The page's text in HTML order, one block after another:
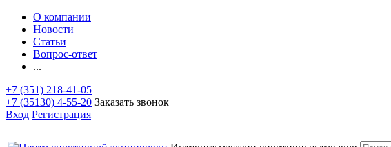
О компании
Новости
Статьи
Вопрос-ответ
...
+7 (351) 218-41-05
+7 (35130) 4-55-20 Заказать звонок
Вход Регистрация